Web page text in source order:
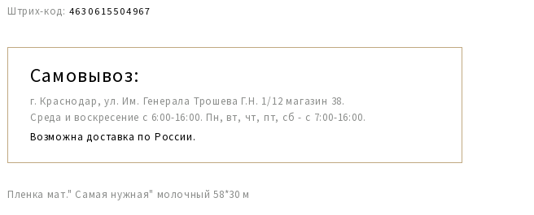
Штрих-код: 4630615504967
Самовывоз:
г. Краснодар, ул. Им. Генерала Трошева Г.Н. 1/12 магазин 38.
Среда и воскресение с 6:00-16:00. Пн, вт, чт, пт, сб - с 7:00-16:00.
Возможна доставка по России.
Пленка мат." Самая нужная" молочный 58*30 м